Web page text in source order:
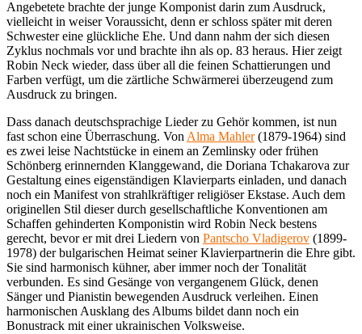
Angebetete brachte der junge Komponist darin zum Ausdruck,
vielleicht in weiser Voraussicht, denn er schloss später mit deren
Schwester eine glückliche Ehe. Und dann nahm der sich diesen
Zyklus nochmals vor und brachte ihn als op. 83 heraus. Hier zeigt
Robin Neck wieder, dass über all die feinen Schattierungen und
Farben verfügt, um die zärtliche Schwärmerei überzeugend zum
Ausdruck zu bringen.
Dass danach deutschsprachige Lieder zu Gehör kommen, ist nun
fast schon eine Überraschung. Von Alma Mahler(1879-1964) sind
es zwei leise Nachtstücke in einem an Zemlinsky oder frühen
Schönberg erinnernden Klanggewand, die Doriana Tchakarova zur
Gestaltung eines eigenständigen Klavierparts einladen, und danach
noch ein Manifest von strahlkräftiger religiöser Ekstase. Auch dem
originellen Stil dieser durch gesellschaftliche Konventionen am
Schaffen gehinderten Komponistin wird Robin Neck bestens
gerecht, bevor er mit drei Liedern von Pantscho Vladigerov (1899-
1978) der bulgarischen Heimat seiner Klavierpartnerin die Ehre gibt.
Sie sind harmonisch kühner, aber immer noch der Tonalität
verbunden. Es sind Gesänge von vergangenem Glück, denen
Sänger und Pianistin bewegenden Ausdruck verleihen. Einen
harmonischen Ausklang des Albums bildet dann noch ein
Bonustrack mit einer ukrainischen Volksweise.